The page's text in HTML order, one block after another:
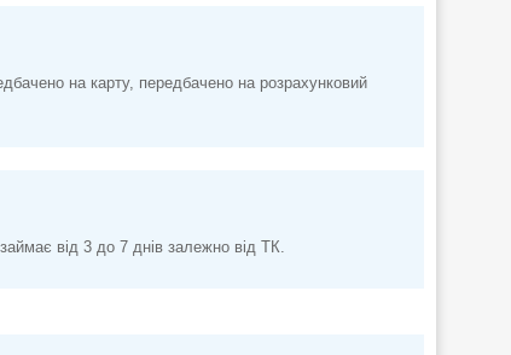
на карту, передбачено на розрахунковий
від 3 до 7 днів залежно від ТК.